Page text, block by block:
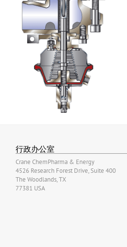
行政办公室
Crane ChemPharma & Energy
4526 Research Forest Drive, Suite 400
The Woodlands, TX
77381 USA